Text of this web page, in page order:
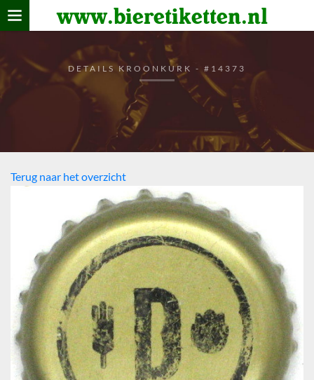
www.bieretiketten.nl
Home
De bierkaart
DETAILS KROONKURK - #14373
Terug naar het overzicht